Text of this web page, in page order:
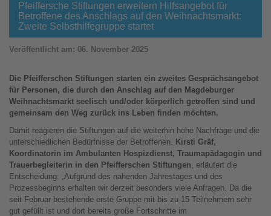
Pfeiffersche Stiftungen erweitern Hilfsangebot für
Betroffene des Anschlags auf den Weihnachtsmarkt:
Zweite Selbsthilfegruppe startet
Veröffentlicht am: 06. November 2025
Die Pfeifferschen Stiftungen starten ein zweites Gesprächsangebot
für Personen, die durch den Anschlag auf den Magdeburger
Weihnachtsmarkt seelisch und/oder körperlich getroffen sind und
gemeinsam den Weg zurück ins Leben finden möchten.
Damit reagieren die Stiftungen auf die weiterhin hohe Nachfrage und die
unterschiedlichen Bedürfnisse der Betroffenen. Kirsti Gräf,
Koordinatorin im Ambulanten Hospizdienst, Traumapädagogin und
Trauerbegleiterin in den Pfeifferschen Stiftungen, erläutert die
Entscheidung: „Aufgrund des nahenden Jahrestages und des
Prozessbeginns erhalten wir derzeit besonders viele Anfragen. Da die
seit Februar bestehende erste Gruppe mit bis zu 15 Teilnehmern sehr
gut gefüllt ist und dort bereits große Fortschritte im